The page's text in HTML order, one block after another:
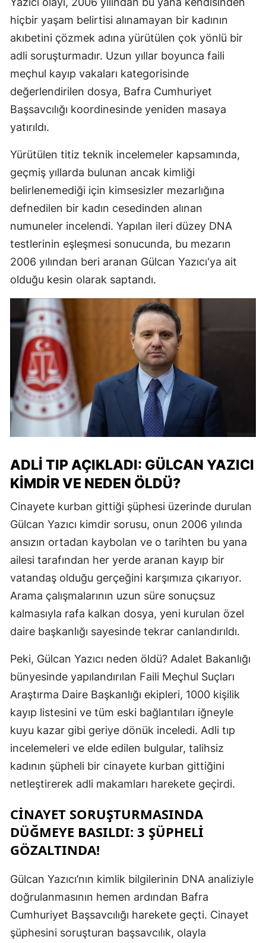
hiçbir yaşam belirtisi alınamayan bir kadının
akıbetini çözmek adına yürütülen çok yönlü bir
adli soruşturmadır. Uzun yıllar boyunca faili
meçhul kayıp vakaları kategorisinde
değerlendirilen dosya, Bafra Cumhuriyet
Başsavcılığı koordinesinde yeniden masaya
yatırıldı.
Yürütülen titiz teknik incelemeler kapsamında,
geçmiş yıllarda bulunan ancak kimliği
belirlenemediği için kimsesizler mezarlığına
defnedilen bir kadın cesedinden alınan
numuneler incelendi. Yapılan ileri düzey DNA
testlerinin eşleşmesi sonucunda, bu mezarın
2006 yılından beri aranan Gülcan Yazıcı'ya ait
olduğu kesin olarak saptandı.
ADLI TIP AÇIKLADI: GÜLCAN YAZICI
KIMDIR VE NEDEN ÖLDÜ?
Cinayete kurban gittiği şüphesi üzerinde durulan
Gülcan Yazıcı kimdir sorusu, onun 2006 yılında
ansızın ortadan kaybolan ve o tarihten bu yana
ailesi tarafından her yerde aranan kayıp bir
vatandaş olduğu gerçeğini karşımıza çıkarıyor.
Arama çalışmalarının uzun süre sonuçsuz
kalmasıyla rafa kalkan dosya, yeni kurulan özel
daire başkanlığı sayesinde tekrar canlandırıldı.
Peki, Gülcan Yazıcı neden öldü? Adalet Bakanlığı
bünyesinde yapılandırılan Faili Meçhul Suçları
Araştırma Daire Başkanlığı ekipleri, 1000 kişilik
kayıp listesini ve tüm eski bağlantıları iğneyle
kuyu kazar gibi geriye dönük inceledi. Adli tıp
incelemeleri ve elde edilen bulgular, talihsiz
kadının şüpheli bir cinayete kurban gittiğini
netleştirerek adli makamları harekete geçirdi.
CINAYET SORUŞTURMASINDA
DÜĞMEYE BASILDI: 3 ŞÜPHELI
GÖZALTINDA!
Gülcan Yazıcı’nın kimlik bilgilerinin DNA analiziyle
doğrulanmasının hemen ardından Bafra
Cumhuriyet Başsavcılığı harekete geçti. Cinayet
şüphesini soruşturan başsavcılık, olayla